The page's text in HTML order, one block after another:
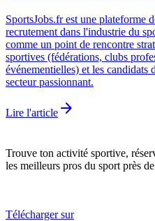
SportsJobs.fr est une plateforme
recrutement dans l'industrie du
comme un point de rencontre
sportives (fédérations, clubs
événementielles) et les candidats
secteur passionnant.
Lire l'article arrow_forward
Trouve ton activité sportive,
les meilleurs pros du sport près
Télécharger sur